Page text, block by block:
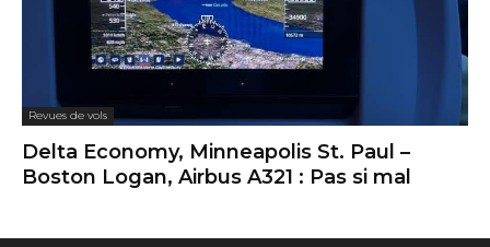
Revues de vols
Delta Economy, Minneapolis St. Paul –
Boston Logan, Airbus A321 : Pas si mal